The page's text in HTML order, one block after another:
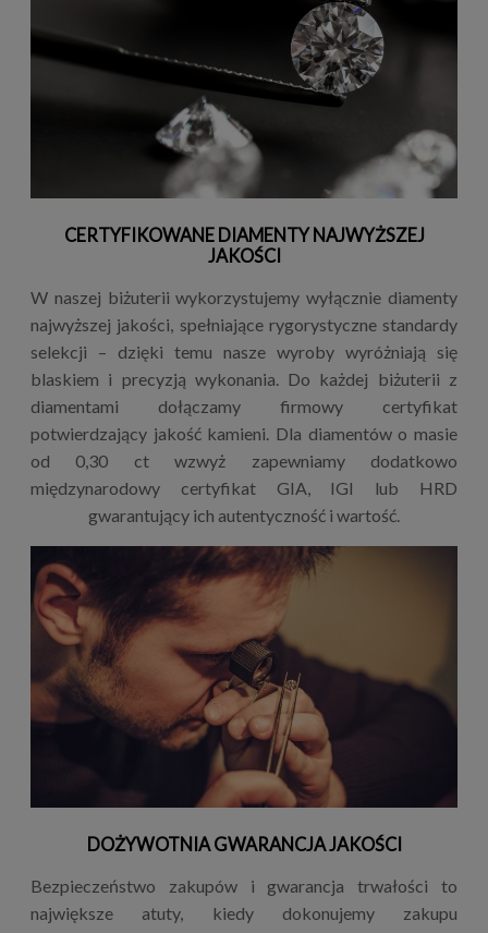
CERTYFIKOWANE DIAMENTY NAJWYŻSZEJ
JAKOŚCI
W naszej biżuterii wykorzystujemy wyłącznie diamenty
najwyższej jakości, spełniające rygorystyczne standardy
selekcji – dzięki temu nasze wyroby wyróżniają się
blaskiem i precyzją wykonania. Do każdej biżuterii z
diamentami dołączamy firmowy certyfikat
potwierdzający jakość kamieni. Dla diamentów o masie
od 0,30 ct wzwyż zapewniamy dodatkowo
międzynarodowy certyfikat GIA, IGI lub HRD
gwarantujący ich autentyczność i wartość.
DOŻYWOTNIA GWARANCJA JAKOŚCI
Bezpieczeństwo zakupów i gwarancja trwałości to
największe atuty, kiedy dokonujemy zakupu